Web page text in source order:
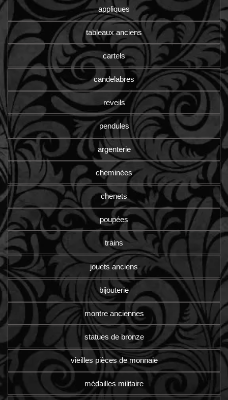
appliques
tableaux anciens
cartels
candelabres
reveils
pendules
argenterie
cheminées
chenets
poupées
trains
jouets anciens
bijouterie
montre anciennes
statues de bronze
vieilles pièces de monnaie
médailles militaire